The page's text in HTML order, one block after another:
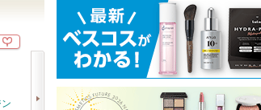
5番 白玉グルタチオンC
スキンクリア クレンズ